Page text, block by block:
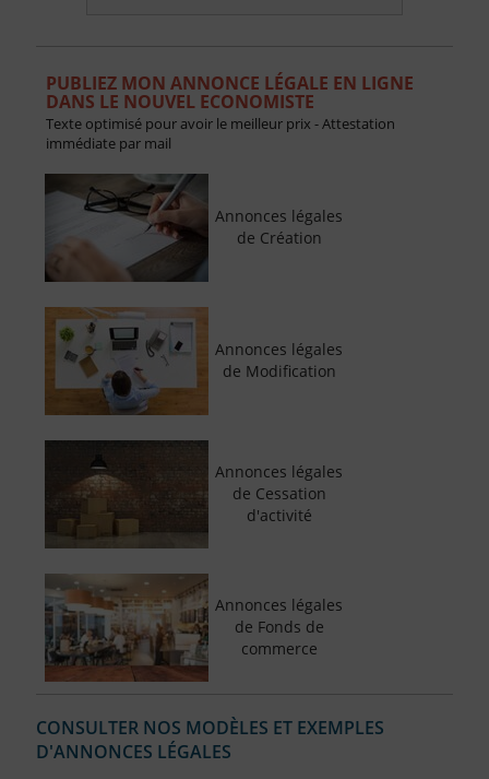
PUBLIEZ MON ANNONCE LÉGALE EN LIGNE
DANS LE NOUVEL ECONOMISTE
Texte optimisé pour avoir le meilleur prix - Attestation
immédiate par mail
Annonces légales
de Création
Annonces légales
de Modification
Annonces légales
de Cessation
d'activité
Annonces légales
de Fonds de
commerce
CONSULTER NOS MODÈLES ET EXEMPLES
D'ANNONCES LÉGALES